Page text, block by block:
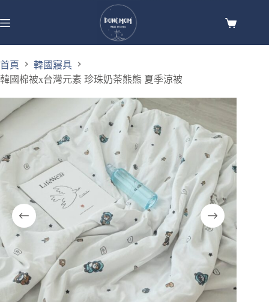
首頁
韓國寢具
韓國棉被x台灣元素 珍珠奶茶熊熊 夏季涼被